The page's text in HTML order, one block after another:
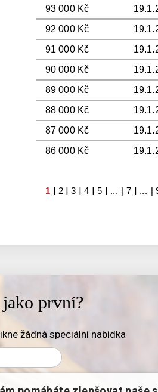
93 000 Kč
92 000 Kč
91 000 Kč
90 000 Kč
89 000 Kč
88 000 Kč
87 000 Kč
86 000 Kč
1 | 2 |3 |4 | 5 | ... | 7 | ... |
jako první?
žádná speciální nabídka